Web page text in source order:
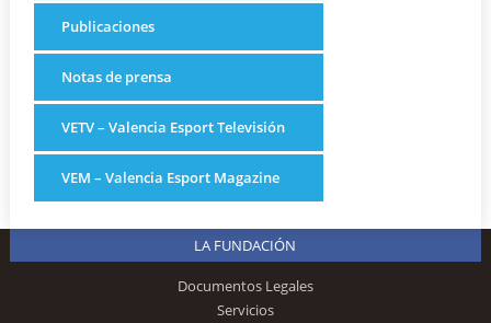
Publicaciones
Notas de prensa
VETV – Valencia Esport Televisión
VEM – Valencia Esport Magazine
LA FUNDACIÓN
Documentos Legales
Servicios